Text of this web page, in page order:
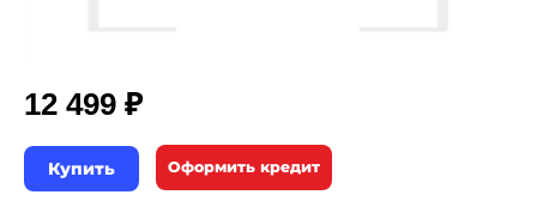
12 499 ₽
Купить Оформить кредит